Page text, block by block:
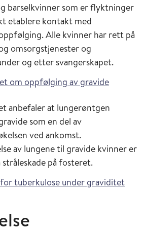
barselkvinner som er flyktninger
etablere kontakt med
Alle kvinner har rett på
omsorgstjenester og
og etter svangerskapet.
om oppfølging av gravide
anbefaler at lungerøntgen
som en del av
ved ankomst.
av lungene til gravide kvinner er
på fosteret.
tuberkulose under graviditet